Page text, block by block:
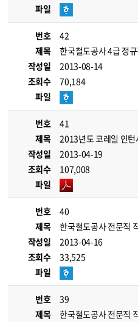
파일
번호
42
제목
한국철도공사 4급 정
작성일
2013-08-14
조회수
70,184
파일
번호
41
제목
2013년도 코레일 인
작성일
2013-04-19
조회수
107,008
파일
번호
40
제목
한국철도공사 전문직
작성일
2013-04-16
조회수
33,525
파일
번호
39
제목
한국철도공사 전문직